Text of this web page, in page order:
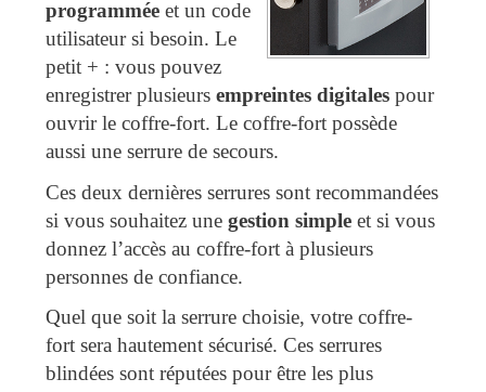
programmée et un code
utilisateur si besoin. Le
petit + : vous pouvez
enregistrer plusieurs empreintes digitales pour
ouvrir le coffre-fort. Le coffre-fort possède
aussi une serrure de secours.
Ces deux dernières serrures sont recommandées
si vous souhaitez une gestion simple et si vous
donnez l’accès au coffre-fort à plusieurs
personnes de confiance.
Quel que soit la serrure choisie, votre coffre-
fort sera hautement sécurisé. Ces serrures
blindées sont réputées pour être les plus